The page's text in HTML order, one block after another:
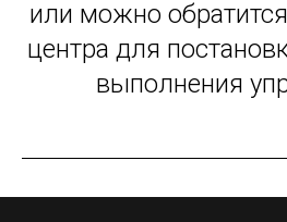
или можно
центра для
выполнения